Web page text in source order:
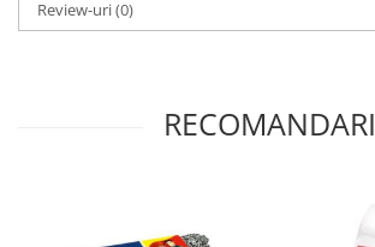
Review-uri(0)
RECOMANDARI